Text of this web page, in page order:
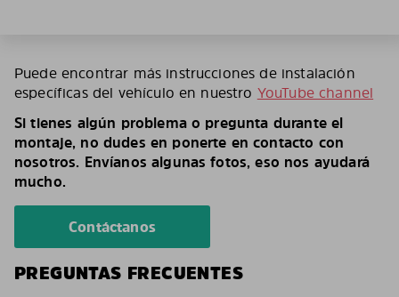
Puede encontrar más instrucciones de instalación
específicas del vehículo en nuestro YouTube channel
Si tienes algún problema o pregunta durante el
montaje, no dudes en ponerte en contacto con
nosotros. Envíanos algunas fotos, eso nos ayudará
mucho.
Contáctanos
PREGUNTAS FRECUENTES